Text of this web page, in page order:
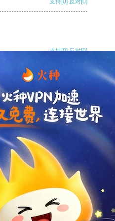
支持[0] 反对[0]
支持[0] 反对[0]
支持[0] 反对
支持
支持 反对 [0]